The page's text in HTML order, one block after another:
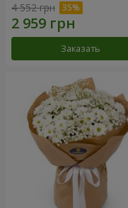
4 552 грн
Заказать